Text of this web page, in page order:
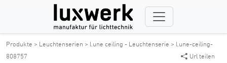
Produkte > Leuchtenserien > l.une ceiling - Leuchtenserie > l.une-ceiling-
808757
Url teilen